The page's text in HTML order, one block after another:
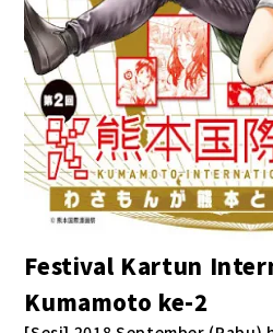
Festival Kartun
Kumamoto ke-2